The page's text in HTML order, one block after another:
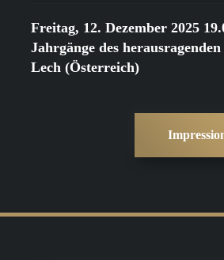
Freitag, 12. Dezember 2025
Jahrgänge des
Lech (Österreich)